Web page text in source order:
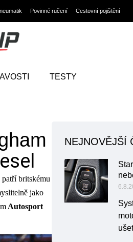
Povinné ručení Cestovní pojištění
TESTY
britskému
jako
Autosport
NEJNOVĚJŠÍ